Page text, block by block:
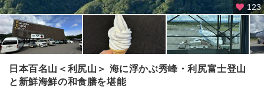
123
日本百名山＜利尻山＞ 海に浮かぶ秀峰・利尻富士登山
と新鮮海鮮の和食膳を堪能